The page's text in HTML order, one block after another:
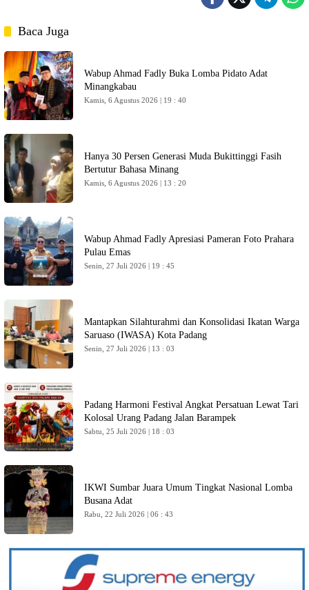
Baca Juga
Wabup Ahmad Fadly Buka Lomba Pidato Adat
Minangkabau
Kamis, 6 Agustus 2026 | 19 : 40
Hanya 30 Persen Generasi Muda Bukittinggi Fasih
Bertutur Bahasa Minang
Kamis, 6 Agustus 2026 | 13 : 20
Wabup Ahmad Fadly Apresiasi Pameran Foto Prahara
Pulau Emas
Senin, 27 Juli 2026 | 19 : 45
Mantapkan Silahturahmi dan Konsolidasi Ikatan Warga
Saruaso (IWASA) Kota Padang
Senin, 27 Juli 2026 | 13 : 03
Padang Harmoni Festival Angkat Persatuan Lewat Tari
Kolosal Urang Padang Jalan Barampek
Sabtu, 25 Juli 2026 | 18 : 03
IKWI Sumbar Juara Umum Tingkat Nasional Lomba
Busana Adat
Rabu, 22 Juli 2026 | 06 : 43